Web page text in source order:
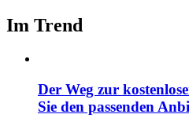
Im Trend
Der Weg zur
Sie den passenden